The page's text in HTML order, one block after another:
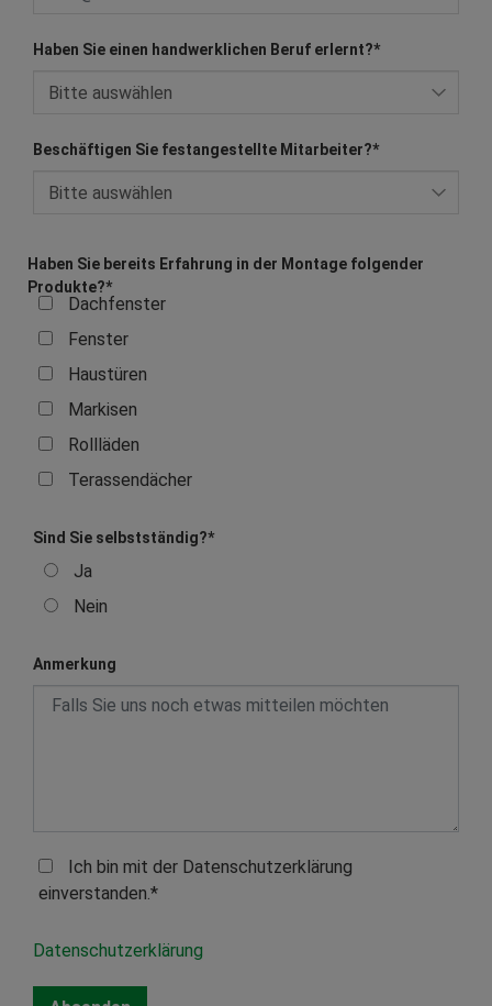
Haben Sie einen handwerklichen Beruf erlernt?*
Beschäftigen Sie festangestellte Mitarbeiter?*
Haben Sie bereits Erfahrung in der Montage folgender
Produkte?*
Dachfenster
Fenster
Haustüren
Markisen
Rollläden
Terassendächer
Sind Sie selbstständig?*
Ja
Nein
Anmerkung
einverstanden.*
Datenschutzerklärung